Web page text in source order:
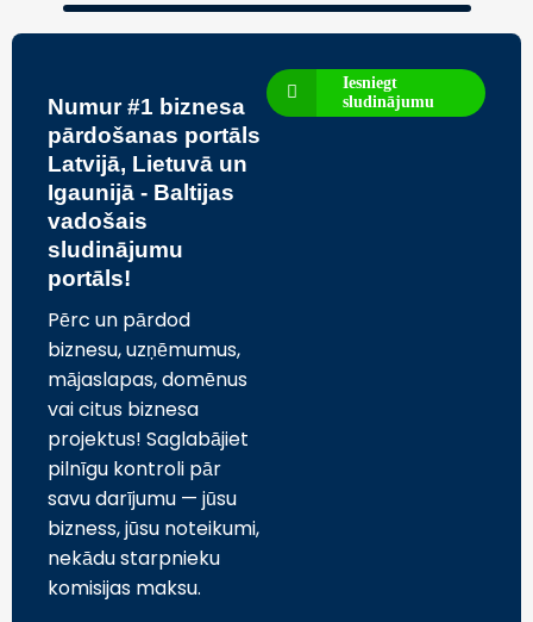
Numur #1 biznesa
pārdošanas portāls
Latvijā, Lietuvā un
Igaunijā - Baltijas
vadošais
sludinājumu
portāls!
Pērc un pārdod
biznesu, uzņēmumus,
mājaslapas, domēnus
vai citus biznesa
projektus! Saglabājiet
pilnīgu kontroli pār
savu darījumu — jūsu
bizness, jūsu noteikumi,
nekādu starpnieku
komisijas maksu.
Iesniegt
sludinājumu